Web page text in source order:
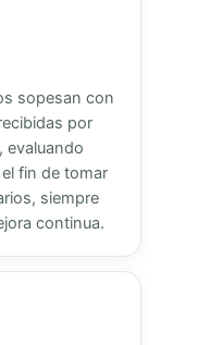
sopesan con
por
evaluando
fin de tomar
siempre
continua.